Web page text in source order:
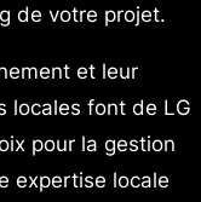
de votre projet.
et leur
locales font de LG
pour la gestion
expertise locale